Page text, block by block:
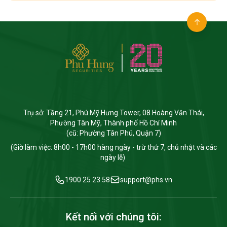
Trụ sở: Tầng 21, Phú Mỹ Hưng Tower, 08 Hoàng Văn Thái,
Phường Tân Mỹ, Thành phố Hồ Chí Minh
(cũ: Phường Tân Phú, Quận 7)
(Giờ làm việc: 8h00 - 17h00 hàng ngày - trừ thứ 7, chủ nhật và các
ngày lễ)
1900 25 23 58 support@phs.vn
Kết nối với chúng tôi: